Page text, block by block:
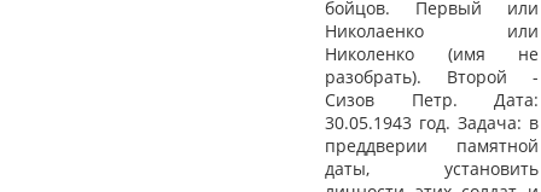
бойцов. Первый или
Николаенко или
Николенко (имя не
разобрать). Второй -
Сизов Петр. Дата:
30.05.1943 год. Задача: в
преддверии памятной
даты, установить